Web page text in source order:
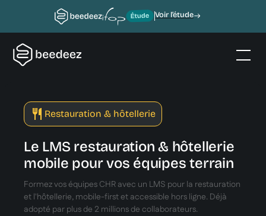
Voir l’étude
Restauration & hôtellerie
Le LMS restauration & hôtellerie
mobile pour vos équipes terrain
Formez vos équipes CHR avec un LMS pour la restauration
et l'hôtellerie, mobile-first et accessible hors ligne. Déjà
adopté par plus de 2 millions de collaborateurs.